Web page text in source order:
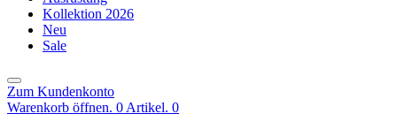
Kollektion 2026
Neu
Sale
Zum Kundenkonto
Warenkorb öffnen. 0 Artikel. 0